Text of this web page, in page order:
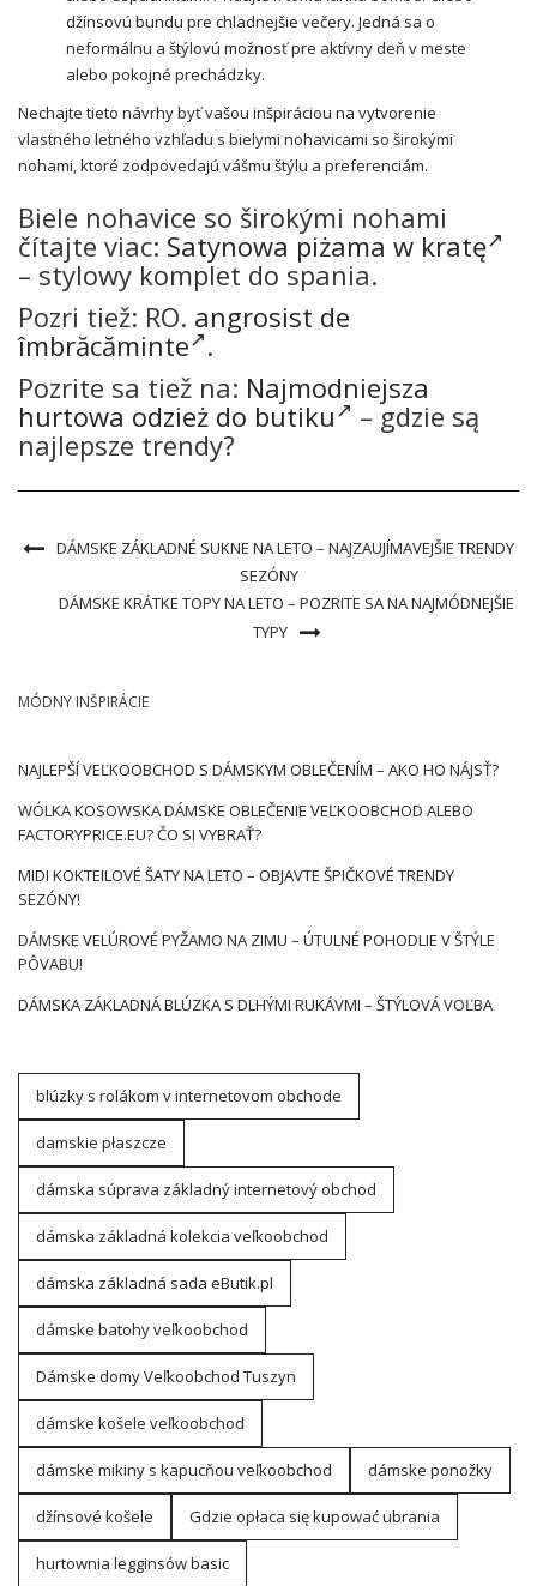
džínsovú bundu pre chladnejšie večery. Jedná sa o
neformálnu a štýlovú možnosť pre aktívny deň v meste
alebo pokojné prechádzky.
Nechajte tieto návrhy byť vašou inšpiráciou na vytvorenie
vlastného letného vzhľadu s bielymi nohavicami so širokými
nohami, ktoré zodpovedajú vášmu štýlu a preferenciám.
Biele nohavice so širokými nohami
čítajte viac: Satynowa piżama w kratę
– stylowy komplet do spania.
Pozri tiež: RO. angrosist de
îmbrăcăminte .
Pozrite sa tiež na: Najmodniejsza
hurtowa odzież do butiku
– gdzie są
najlepsze trendy?
DÁMSKE ZÁKLADNÉ SUKNE NA LETO – NAJZAUJÍMAVEJŠIE TRENDY
SEZÓNY
DÁMSKE KRÁTKE TOPY NA LETO – POZRITE SA NA NAJMÓDNEJŠIE
TYPY
MÓDNY INŠPIRÁCIE
NAJLEPŠÍ VEĽKOOBCHOD S DÁMSKYM OBLEČENÍM – AKO HO NÁJSŤ?
WÓLKA KOSOWSKA DÁMSKE OBLEČENIE VEĽKOOBCHOD ALEBO
FACTORYPRICE.EU? ČO SI VYBRAŤ?
MIDI KOKTEILOVÉ ŠATY NA LETO – OBJAVTE ŠPIČKOVÉ TRENDY
SEZÓNY!
DÁMSKE VELÚROVÉ PYŽAMO NA ZIMU – ÚTULNÉ POHODLIE V ŠTÝLE
PÔVABU!
DÁMSKA ZÁKLADNÁ BLÚZKA S DLHÝMI RUKÁVMI – ŠTÝLOVÁ VOĽBA
blúzky s rolákom v internetovom obchode
damskie płaszcze
dámska súprava základný internetový obchod
dámska základná kolekcia veľkoobchod
dámska základná sada eButik.pl
dámske batohy veľkoobchod
Dámske domy Veľkoobchod Tuszyn
dámske košele veľkoobchod
dámske mikiny s kapucňou veľkoobchod dámske ponožky
džínsové košele Gdzie opłaca się kupować ubrania
hurtownia legginsów basic